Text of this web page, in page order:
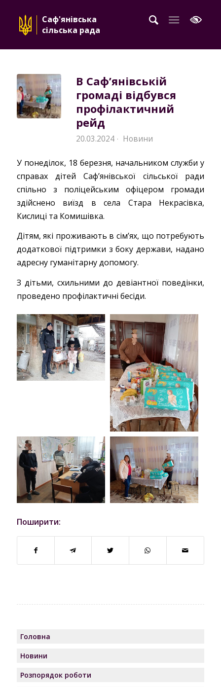
Саф'янівська
сільська рада
В Саф’янівській
громаді відбувся
профілактичний
рейд
20.03.2024 · Новини
У понеділок, 18 березня, начальником служби у
справах дітей Саф’янівської сільської ради
спільно з поліцейським офіцером громади
здійснено виїзд в села Стара Некрасівка,
Кислиці та Комишівка.
Дітям, які проживають в сім’ях, що потребують
додаткової підтримки з боку держави, надано
адресну гуманітарну допомогу.
З дітьми, схильними до девіантної поведінки,
проведено профілактичні бесіди.
Поширити:
Головна
Новини
Розпорядок роботи